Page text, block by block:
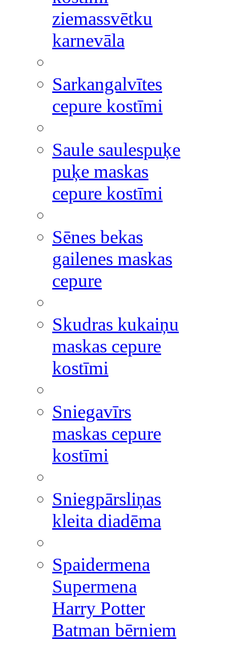
ziemassvētku
karnevāla
Sarkangalvītes
cepure kostīmi
Saule saulespuķe
puķe maskas
cepure kostīmi
Sēnes bekas
gailenes maskas
cepure
Skudras kukaiņu
maskas cepure
kostīmi
Sniegavīrs
maskas cepure
kostīmi
Sniegpārsliņas
kleita diadēma
Spaidermena
Supermena
Harry Potter
Batman bērniem